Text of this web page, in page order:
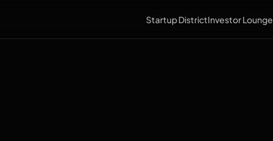
Startup DistrictInvestor Lounge